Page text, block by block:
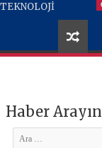
TEKNOLOJİ
Haber Arayın